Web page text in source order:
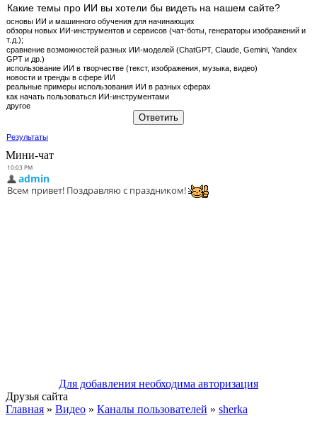
Какие темы про ИИ вы хотели бы видеть на нашем сайте?
основы ИИ и машинного обучения для начинающих
обзоры новых ИИ‑инструментов и сервисов (чат‑боты, генераторы изображений и
т. д.);
сравнение возможностей разных ИИ‑моделей (ChatGPT, Claude, Gemini, Yandex
GPT и др.)
использование ИИ в творчестве (текст, изображения, музыка, видео)
новости и тренды в сфере ИИ
реальные примеры использования ИИ в разных сферах
как начать пользоваться ИИ‑инструментами
другое
Результаты
Мини-чат
Для добавления необходима авторизация
Друзья сайта
Главная » Видео » Каналы пользователей » sherka